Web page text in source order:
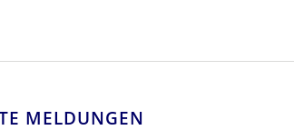
MELDUNGEN